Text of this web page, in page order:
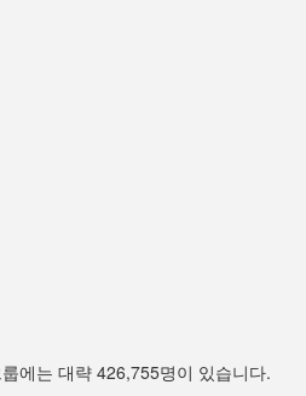
에는 대략 426,755명이 있습니다.